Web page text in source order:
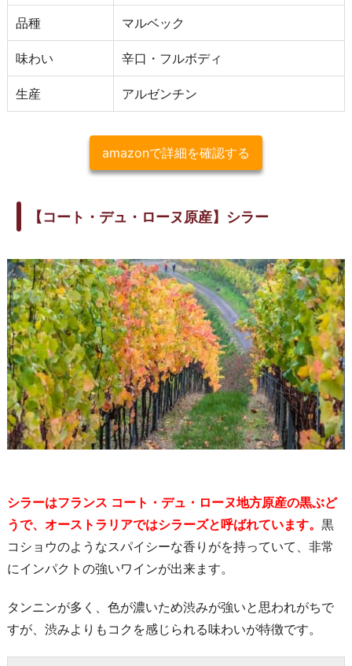
品種 マルベック
味わい 辛口・フルボディ
生産 アルゼンチン
amazonで詳細を確認する
【コート・デュ・ローヌ原産】シラー
シラーはフランス コート・デュ・ローヌ地方原産の黒ぶど
うで、オーストラリアではシラーズと呼ばれています。 黒
コショウのようなスパイシーな香りがを持っていて、非常
にインパクトの強いワインが出来ます。
タンニンが多く、色が濃いため渋みが強いと思われがちで
すが、渋みよりもコクを感じられる味わいが特徴です。